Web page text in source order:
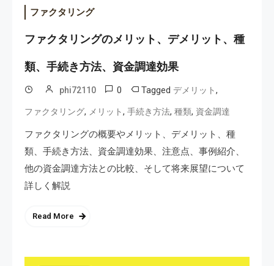
ファクタリング
ファクタリングのメリット、デメリット、種
類、手続き方法、資金調達効果
phi72110 0 Tagged デメリット,
ファクタリング, メリット, 手続き方法, 種類, 資金調達
ファクタリングの概要やメリット、デメリット、種
類、手続き方法、資金調達効果、注意点、事例紹介、
他の資金調達方法との比較、そして将来展望について
詳しく解説
Read More